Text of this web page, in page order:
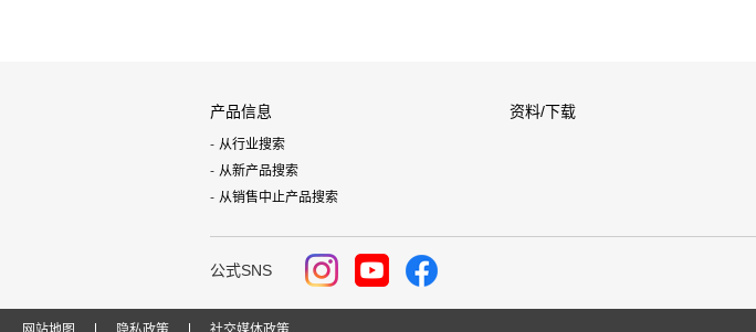
产品信息
从行业搜索
从新产品搜索
从销售中止产品搜索
资料/下载
公式SNS